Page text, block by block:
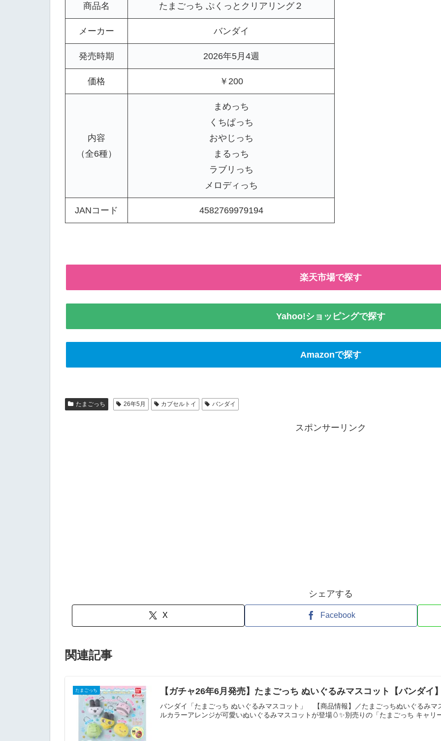
商品名 たまごっち ぷくっとクリアリング２
メーカー バンダイ
発売時期 2026年5月4週
価格 ￥200
内容
（全6種）
まめっち
くちぱっち
おやじっち
まるっち
ラブリっち
メロディっち
JANコード 4582769979194
楽天市場で探す
Yahoo!ショッピングで探す
Amazonで探す
たまごっち 26年5月 カプセルトイ バンダイ
スポンサーリンク
シェアする
X Facebook
関連記事
たまごっち 【ガチャ26年6月発売】たまごっち ぬいぐるみマスコット【バンダイ
バンダイ「たまごっち ぬいぐるみマスコット」 【商品情報】／たまごっちぬいぐるみ
ルカラーアレンジが可愛いぬいぐるみマスコットが登場🥚✨別売りの「たまごっち キャリ